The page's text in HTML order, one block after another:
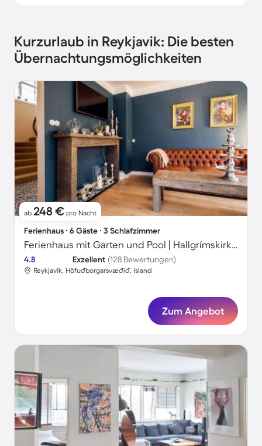
Kurzurlaub in Reykjavik: Die besten
Übernachtungsmöglichkeiten
ab 248 € pro Nacht
Ferienhaus ∙ 6 Gäste ∙ 3 Schlafzimmer
Ferienhaus mit Garten und Pool | Hallgrímskirkja-Nähe | Stadtblick
4.8 Exzellent (128 Bewertungen)
Reykjavík, Höfuðborgarsvæðið, Island
Zum Angebot